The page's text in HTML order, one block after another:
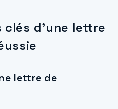
clés d’une lettre
lettre de